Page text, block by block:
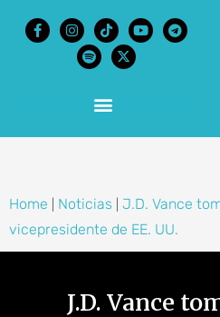
Home Noticias
J.D. Vance
vicepresidente de EE. UU.
J.D. Vance